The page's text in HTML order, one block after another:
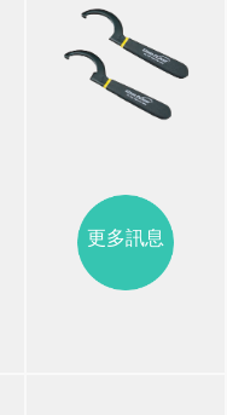
更多訊息